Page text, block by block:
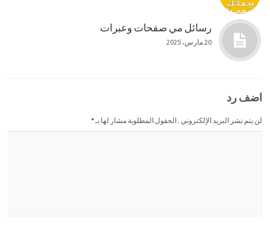
رسائل مي صفحات وعبرات
20 مارس، 2025
اضف رد
لن يتم نشر البريد الإلكتروني . الحقول المطلوبة مشار لها بـ*